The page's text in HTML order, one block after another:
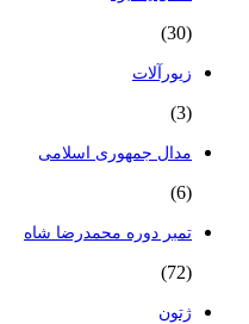
(30)
زیورآلات
(3)
مدال جمهوری اسلامی
(6)
تمبر دوره محمدرضا شاه
(72)
ژتون